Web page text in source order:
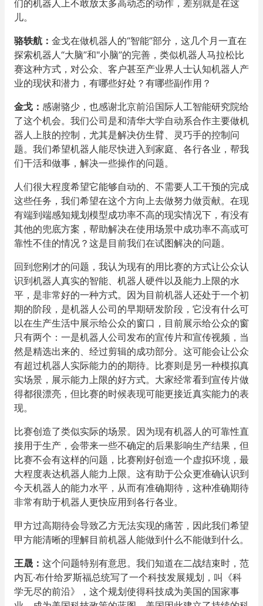
们的机器人上不敢放太多高动态的动作，差别就是在这
儿。
骆轶航 ： 金戈在做机器人的“智能”部分，这几个月一直在
探索机器人“大脑”和"小脑”的完善，类似机器人马拉松比
赛这种方式，对公众、客户甚至产业界人士认知机器人产
业的现状和潜力，有哪些好处？有哪些副作用？
金戈 ： 感谢骆少，也感谢北京前沿国际人工智能研究院给
了这个机会。我们公司是和清华大学自动系合作主要做机
器人上肢的控制，尤其是解决仿生臂、灵巧手的控制问
题。我们希望机器人能尽快进入到家庭、各行各业，帮我
们干活和做事，解决一些操作的问题。
人们很大程度希望它能够自动的、不需要人工干预的完成
这些任务，我们希望在这个方向上去做努力做贡献。在现
有端到端感知规划模型成功率不高的现实情况下，有没有
其他的兜底方案，帮助解决在使用场景中成功率不高或可
靠性不佳的情况？这是目前我们在试图解决的问题。
回到您刚才的问题，我认为现有的用比赛的方式让公众认
识到机器人真实的智能、机器人硬件以及能力上限的水
平，是非常好的一种方式。因为目前机器人还处于一个初
期的阶段，是机器人公司的早期研发阶段，它没有什么可
以在生产生活中展示给公众的窗口，目前展示给公众的窗
只有两个：一是机器人公司发布的宣传片和宣传视频，当
然是精选出来的、经过剪辑的成功部分。这可能会让公众
有超过机器人实际能力的的期待。比赛则是另一种模拟真
实场景，展示能力上限的好方式。大家经常看到宣传片做
得都很漂亮，但比赛的时候表现可能更接近真实能力的表
现。
比赛创造了类似实际的场景。因为现有机器人的可靠性直
接用于生产，会带来一些不确定的后果影响生产结果，但
比赛不会有这样的问题，比赛刚好创造一个虚拟环境，最
大程度表达机器人能力上限。这有助于公众更准确认识到
今天机器人的能力水平，从而有准确期待，这种准确期待
非常有助于机器人更快应用到各行各业。
甲方过高期待会导致乙方无法实现的痛苦，因此我们希望
甲方能清晰的理解目前机器人能做到什么不能做到什么。
王晟 ： 这个问题特别有意思。我们知道在二战结束时，范
内瓦·布什给罗斯福总统写了一个科技发展规划，叫《科
学无尽的前沿》，这个规划使得科技成为美国的国家事